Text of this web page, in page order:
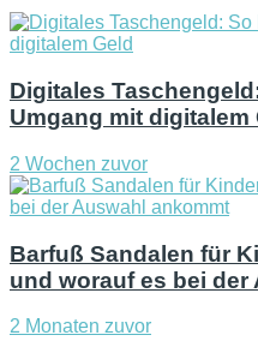
Digitales
Umgang mit digitalem
2 Wochen zuvor
Barfuß Sandalen für
und worauf es bei
2 Monaten zuvor